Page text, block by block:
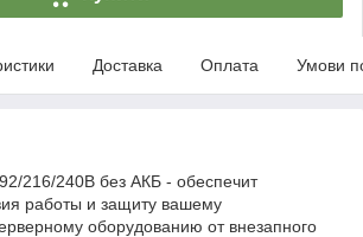
Доставка Оплата Умови
216/240В без АКБ - обеспечит
работы и защиту вашему
оборудованию от внезапного